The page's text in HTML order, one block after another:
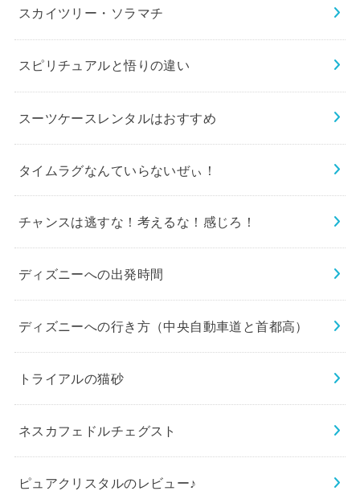
スカイツリー・ソラマチ
スピリチュアルと悟りの違い
スーツケースレンタルはおすすめ
タイムラグなんていらないぜぃ！
チャンスは逃すな！考えるな！感じろ！
ディズニーへの出発時間
ディズニーへの行き方（中央自動車道と首都高）
トライアルの猫砂
ネスカフェドルチェグスト
ピュアクリスタルのレビュー♪